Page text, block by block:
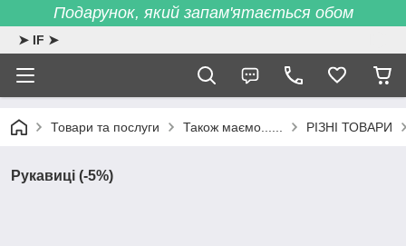
Подарунок, який запам'ятається обом
➤ IF ➤
Товари та послуги Також маємо...... РІЗНІ ТОВАРИ
Рукавиці (-5%)